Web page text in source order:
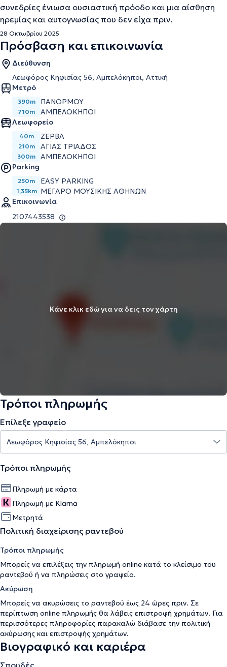
συνεδρίες ένιωσα ουσιαστική πρόοδο και μια αίσθηση
ηρεμίας και αυτογνωσίας που δεν είχα πριν.
28 Οκτωβρίου 2025
Πρόσβαση και επικοινωνία
Διεύθυνση
Λεωφόρος Κηφισίας 56, Αμπελόκηποι, Αττική
Μετρό
390m ΠΑΝΌΡΜΟΥ
710m
ΑΜΠΕΛΌΚΗΠΟΙ
Λεωφορείο
40m ΖΕΡΒΑ
210m ΑΓΙΑΣ ΤΡΙΑΔΟΣ
300m
ΑΜΠΕΛΟΚΗΠΟΙ
Parking
250m EASY PARKING
1,35km ΜΕΓΆΡΟ ΜΟΥΣΙΚΉΣ ΑΘΗΝΏΝ
Επικοινωνία
2107443538
Κάνε κλικ εδώ για να δεις τον χάρτη
Τρόποι πληρωμής
Επίλεξε γραφείο
Τρόποι πληρωμής
Πληρωμή με κάρτα
Πληρωμή με Klarna
Μετρητά
Πολιτική διαχείρισης ραντεβού
Τρόποι πληρωμής
Μπορείς να επιλέξεις την πληρωμή online κατά το κλείσιμο του
ραντεβού ή να πληρώσεις στο γραφείο.
Ακύρωση
Μπορείς να ακυρώσεις το ραντεβού έως 24 ώρες πριν. Σε
περίπτωση online πληρωμής θα λάβεις επιστροφή χρημάτων. Για
περισσότερες πληροφορίες παρακαλώ διάβασε την πολιτική
ακύρωσης και επιστροφής χρημάτων.
Βιογραφικό και καριέρα
Σπουδές